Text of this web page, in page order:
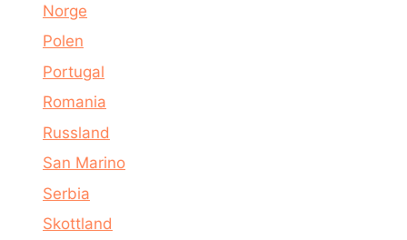
Norge
Polen
Portugal
Romania
Russland
San Marino
Serbia
Skottland